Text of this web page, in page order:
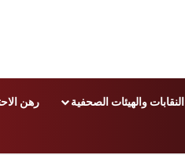
النقابات والهيئات الصحفية رهن